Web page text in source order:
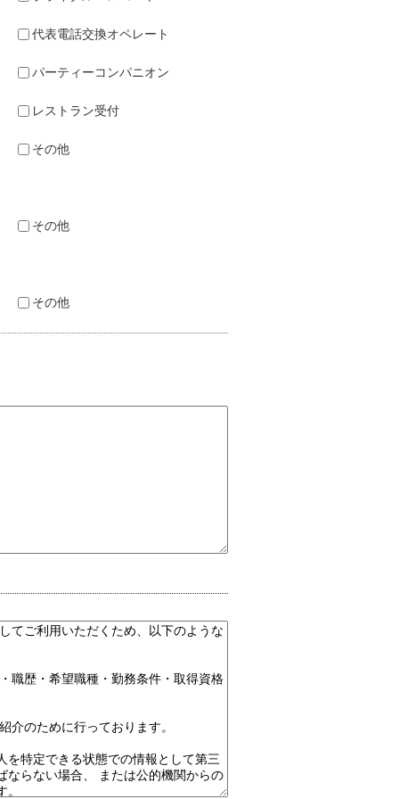
代表電話交換オペレート
パーティーコンパニオン
レストラン受付
その他
その他
その他